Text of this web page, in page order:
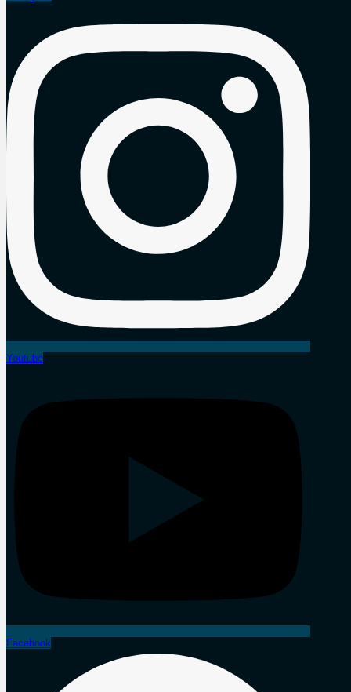
Youtube
Facebook